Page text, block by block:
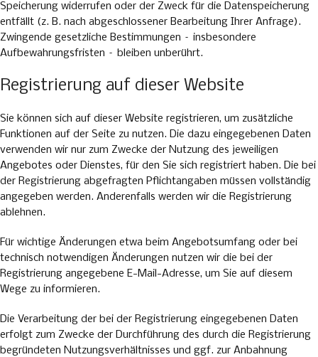
Speicherung widerrufen oder der Zweck für die Datenspeicherung
entfällt (z. B. nach abgeschlossener Bearbeitung Ihrer Anfrage).
Zwingende gesetzliche Bestimmungen – insbesondere
Aufbewahrungsfristen – bleiben unberührt.
Registrierung auf dieser Website
Sie können sich auf dieser Website registrieren, um zusätzliche
Funktionen auf der Seite zu nutzen. Die dazu eingegebenen Daten
verwenden wir nur zum Zwecke der Nutzung des jeweiligen
Angebotes oder Dienstes, für den Sie sich registriert haben. Die bei
der Registrierung abgefragten Pflichtangaben müssen vollständig
angegeben werden. Anderenfalls werden wir die Registrierung
ablehnen.
Für wichtige Änderungen etwa beim Angebotsumfang oder bei
technisch notwendigen Änderungen nutzen wir die bei der
Registrierung angegebene E-Mail-Adresse, um Sie auf diesem
Wege zu informieren.
Die Verarbeitung der bei der Registrierung eingegebenen Daten
erfolgt zum Zwecke der Durchführung des durch die Registrierung
begründeten Nutzungsverhältnisses und ggf. zur Anbahnung